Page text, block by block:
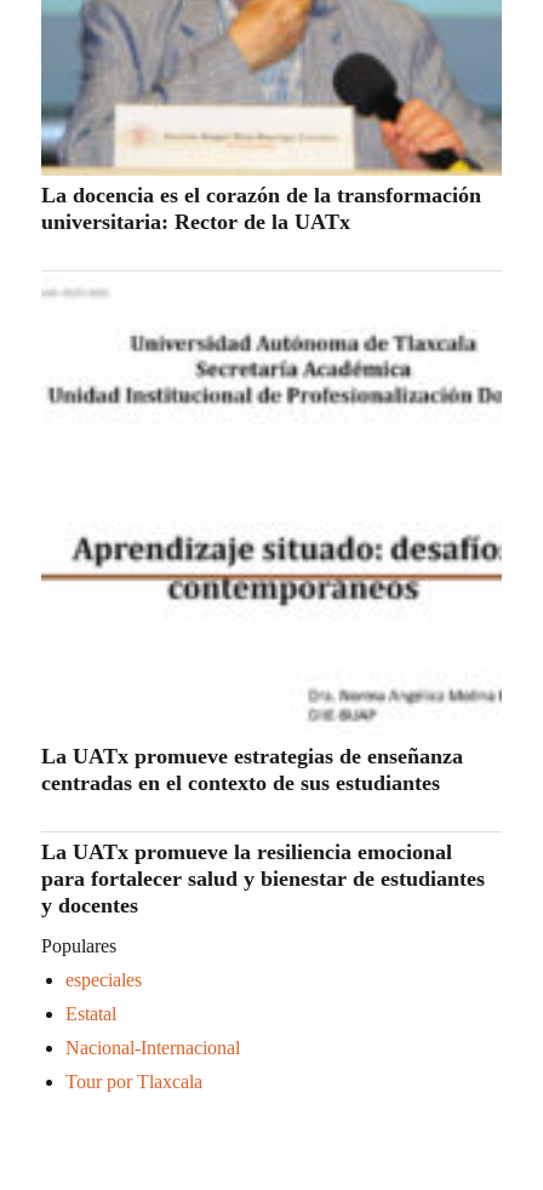
La docencia es el corazón de la transformación
universitaria: Rector de la UATx
La UATx promueve estrategias de enseñanza
centradas en el contexto de sus estudiantes
La UATx promueve la resiliencia emocional
para fortalecer salud y bienestar de estudiantes
y docentes
Populares
especiales
Estatal
Nacional-Internacional
Tour por Tlaxcala